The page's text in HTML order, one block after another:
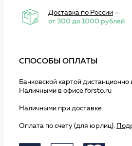
Доставка по России—
от 300 до 1000 рублей
СПОСОБЫ ОПЛАТЫ
Банковской картой дистанционно
Наличными в офисе forsto.ru
Наличными при доставке.
Оплата по счету (для юрлиц).